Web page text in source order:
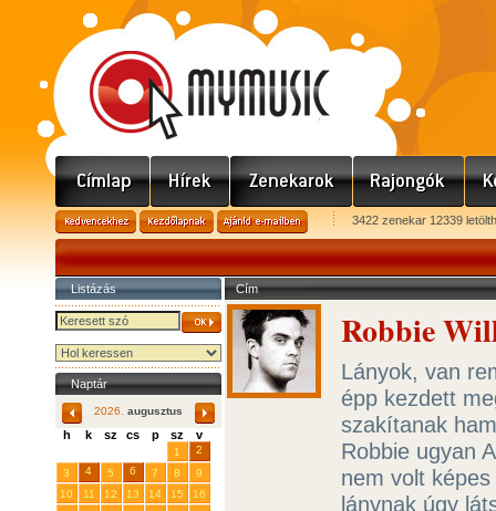
3422 zenekar 12339
Listázás
Naptár
2026. augusztus
h k sz cs p sz v
1
2
3
4 5 6 7 8
9
10
11 12 13 14 15
16
Cím
Robbie
Lányok, van
épp kezdett
szakítanak
Robbie ugyan
nem volt
lánynak úgy